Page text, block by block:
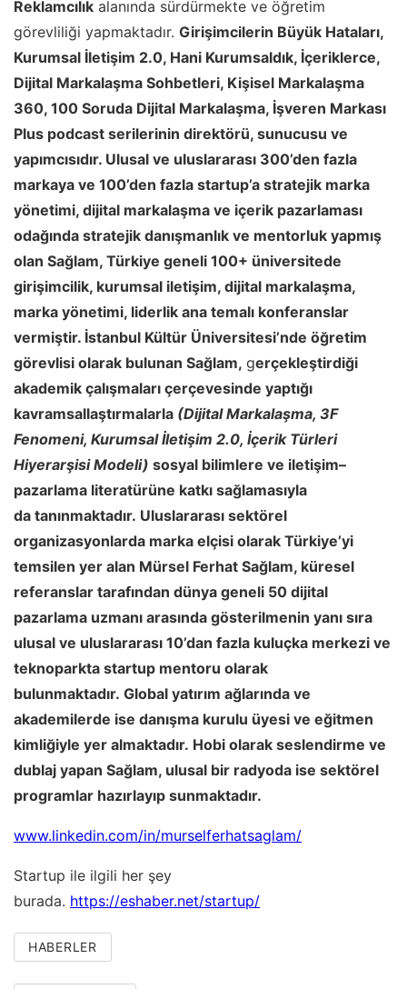
Reklamcılık alanında sürdürmekte ve öğretim
görevliliği yapmaktadır. Girişimcilerin Büyük Hataları,
Kurumsal İletişim 2.0, Hani Kurumsaldık, İçeriklerce,
Dijital Markalaşma Sohbetleri, Kişisel Markalaşma
360, 100 Soruda Dijital Markalaşma, İşveren Markası
Plus podcast serilerinin direktörü, sunucusu ve
yapımcısıdır. Ulusal ve uluslararası 300’den fazla
markaya ve 100’den fazla startup’a stratejik marka
yönetimi, dijital markalaşma ve içerik pazarlaması
odağında stratejik danışmanlık ve mentorluk yapmış
olan Sağlam, Türkiye geneli 100+ üniversitede
girişimcilik, kurumsal iletişim, dijital markalaşma,
marka yönetimi, liderlik ana temalı konferanslar
vermiştir. İstanbul Kültür Üniversitesi’nde öğretim
görevlisi olarak bulunan Sağlam, gerçekleştirdiği
akademik çalışmaları çerçevesinde yaptığı
kavramsallaştırmalarla (Dijital Markalaşma, 3F
Fenomeni, Kurumsal İletişim 2.0, İçerik Türleri
Hiyerarşisi Modeli) sosyal bilimlere ve iletişim–
pazarlama literatürüne katkı sağlamasıyla
da tanınmaktadır. Uluslararası sektörel
organizasyonlarda marka elçisi olarak Türkiye’yi
temsilen yer alan Mürsel Ferhat Sağlam, küresel
referanslar tarafından dünya geneli 50 dijital
pazarlama uzmanı arasında gösterilmenin yanı sıra
ulusal ve uluslararası 10’dan fazla kuluçka merkezi ve
teknoparkta startup mentoru olarak
bulunmaktadır. Global yatırım ağlarında ve
akademilerde ise danışma kurulu üyesi ve eğitmen
kimliğiyle yer almaktadır. Hobi olarak seslendirme ve
dublaj yapan Sağlam, ulusal bir radyoda ise sektörel
programlar hazırlayıp sunmaktadır.
www.linkedin.com/in/murselferhatsaglam/
Startup ile ilgili her şey
burada. https://eshaber.net/startup/
HABERLER